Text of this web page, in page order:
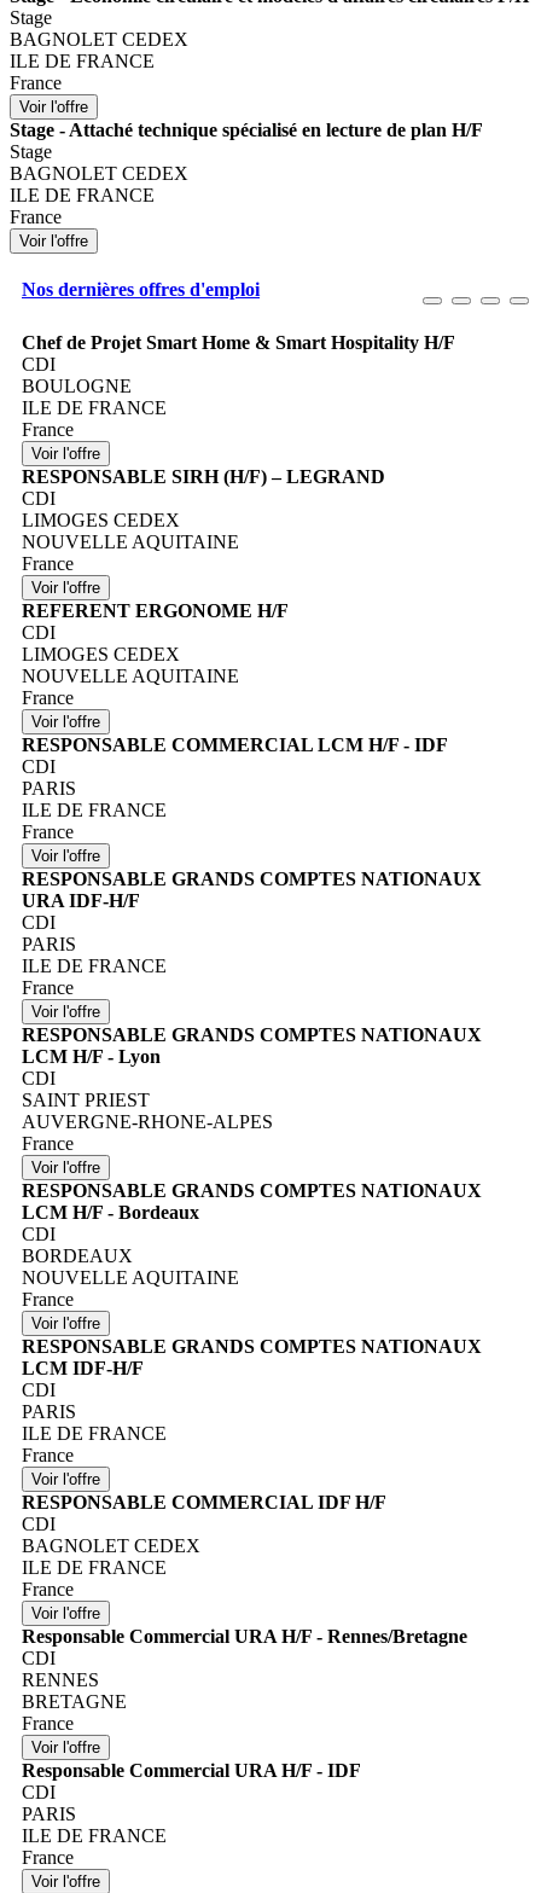
Stage
BAGNOLET CEDEX
ILE DE FRANCE
France
Stage - Attaché technique spécialisé en lecture de plan H/F
Stage
BAGNOLET CEDEX
ILE DE FRANCE
France
Nos dernières offres d'emploi
Chef de Projet Smart Home & Smart Hospitality H/F
CDI
BOULOGNE
ILE DE FRANCE
France
RESPONSABLE SIRH (H/F) – LEGRAND
CDI
LIMOGES CEDEX
NOUVELLE AQUITAINE
France
REFERENT ERGONOME H/F
CDI
LIMOGES CEDEX
NOUVELLE AQUITAINE
France
RESPONSABLE COMMERCIAL LCM H/F - IDF
CDI
PARIS
ILE DE FRANCE
France
RESPONSABLE GRANDS COMPTES NATIONAUX
URA IDF-H/F
CDI
PARIS
ILE DE FRANCE
France
RESPONSABLE GRANDS COMPTES NATIONAUX
LCM H/F - Lyon
CDI
SAINT PRIEST
AUVERGNE-RHONE-ALPES
France
RESPONSABLE GRANDS COMPTES NATIONAUX
LCM H/F - Bordeaux
CDI
BORDEAUX
NOUVELLE AQUITAINE
France
RESPONSABLE GRANDS COMPTES NATIONAUX
LCM IDF-H/F
CDI
PARIS
ILE DE FRANCE
France
RESPONSABLE COMMERCIAL IDF H/F
CDI
BAGNOLET CEDEX
ILE DE FRANCE
France
Responsable Commercial URA H/F - Rennes/Bretagne
CDI
RENNES
BRETAGNE
France
Responsable Commercial URA H/F - IDF
CDI
PARIS
ILE DE FRANCE
France